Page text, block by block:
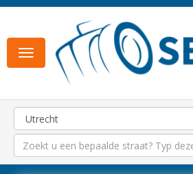
Toggle
navigation